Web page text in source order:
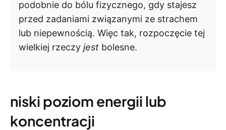
podobnie do bólu fizycznego, gdy stajesz
przed zadaniami związanymi ze strachem
lub niepewnością. Więc tak, rozpoczęcie tej
wielkiej rzeczy jest bolesne.
niski poziom energii lub
koncentracji